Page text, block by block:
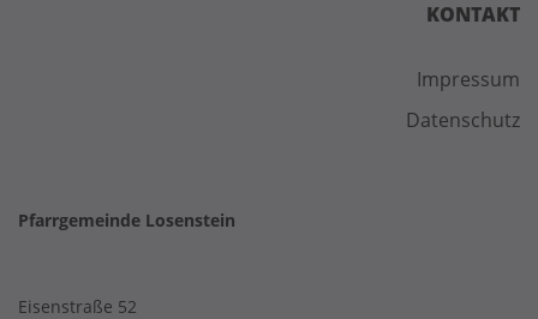
KONTAKT
Impressum
Datenschutz
Pfarrgemeinde Losenstein
Eisenstraße 52